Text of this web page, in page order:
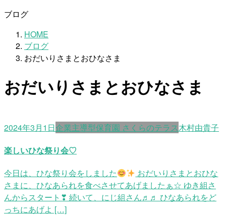
ブログ
HOME
ブログ
おだいりさまとおひなさま
おだいりさまとおひなさま
2024年3月1日企業主導型保育園 さくらのテラス木村由貴子
楽しいひな祭り会♡
今日は、ひな祭り会をしました
おだいりさまとおひな
さまに、ひなあられを食べさせてあげましたぁ☆ ゆき組さ
んからスタート❣ 続いて、にじ組さん♬♬ ひなあられをど
っちにあげよ […]